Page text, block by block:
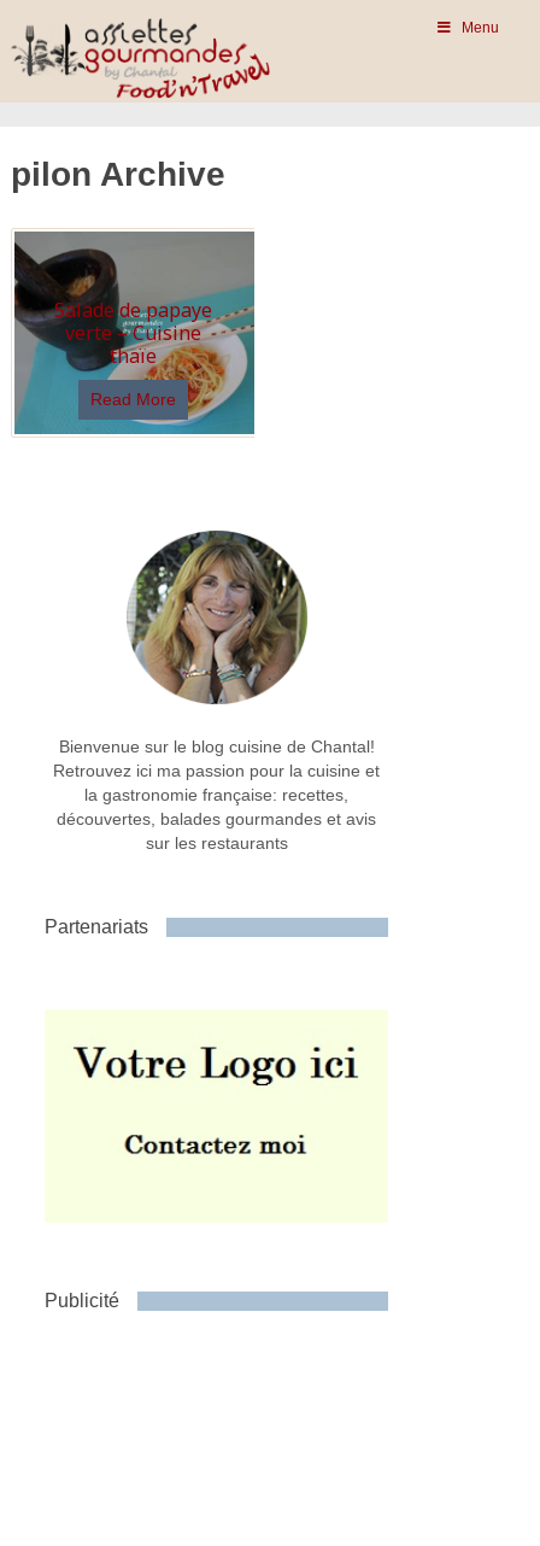
Menu
pilon Archive
Salade de papaye
verte – Cuisine
thaïe
Read More
Bienvenue sur le blog cuisine de Chantal!
Retrouvez ici ma passion pour la cuisine et
la gastronomie française: recettes,
découvertes, balades gourmandes et avis
sur les restaurants
Partenariats
Publicité